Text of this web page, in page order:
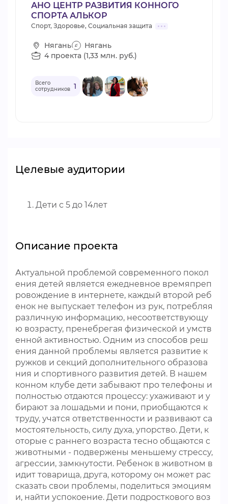
АНО ЦЕНТР РАЗВИТИЯ КОННОГО
СПОРТА АЛЬКОР
Спорт, Здоровье, Социальная защита
Нягань
Нягань
4 проекта (1,33 млн. руб.)
Всего
сотрудников 1
Целевые аудитории
Дети с 5 до 14лет
Описание проекта
Актуальной проблемой современного покол
ения детей является ежедневное времяпреп
ровождение в интернете, каждый второй реб
енок не выпускает телефон из рук, потребляя
различную информацию, несоответствующу
ю возрасту, пренебрегая физической и умств
енной активностью. Одним из способов реш
ения данной проблемы является развитие к
ружков и секций дополнительного образова
ния и спортивного развития детей. В нашем
конном клубе дети забывают про телефоны и
полностью отдаются процессу: ухаживают и у
бирают за лошадьми и пони, приобщаются к
труду, учатся ответственности и развивают са
мостоятельность, силу духа, упорство. Дети, к
оторые с раннего возраста тесно общаются с
животными - подвержены меньшему стрессу,
агрессии, замкнутости. Ребенок в животном в
идит товарища, друга, которому он может рас
сказать свои проблемы, поделиться эмоциям
и, найти успокоение. Дети подросткового воз